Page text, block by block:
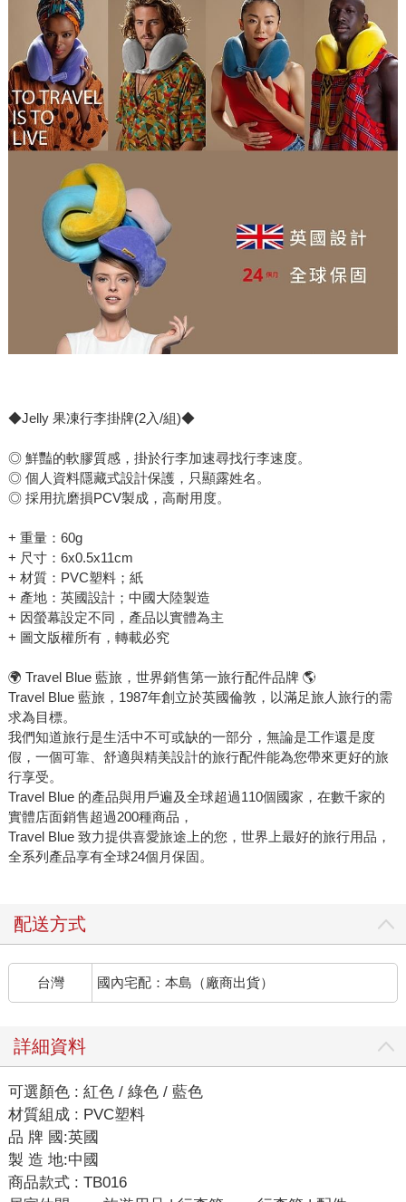
◆Jelly 果凍行李掛牌(2入/組)◆
◎ 鮮豔的軟膠質感，掛於行李加速尋找行李速度。
◎ 個人資料隱藏式設計保護，只顯露姓名。
◎ 採用抗磨損PCV製成，高耐用度。
+ 重量：60g
+ 尺寸：6x0.5x11cm
+ 材質：PVC塑料；紙
+ 產地：英國設計；中國大陸製造
+ 因螢幕設定不同，產品以實體為主
+ 圖文版權所有，轉載必究
🌍 Travel Blue 藍旅，世界銷售第一旅行配件品牌 🌎
Travel Blue 藍旅，1987年創立於英國倫敦，以滿足旅人旅行的需
求為目標。
我們知道旅行是生活中不可或缺的一部分，無論是工作還是度
假，一個可靠、舒適與精美設計的旅行配件能為您帶來更好的旅
行享受。
Travel Blue 的產品與用戶遍及全球超過110個國家，在數千家的
實體店面銷售超過200種商品，
Travel Blue 致力提供喜愛旅途上的您，世界上最好的旅行用品，
全系列產品享有全球24個月保固。
配送方式
台灣 國內宅配：本島（廠商出貨）
詳細資料
可選顏色 : 紅色 / 綠色 / 藍色
材質組成 : PVC塑料
品 牌 國:英國
製 造 地:中國
商品款式 : TB016